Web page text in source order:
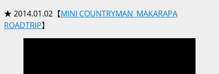
★ 2014.01.02【MINI COUNTRYMAN_MAKARAPA
ROADTRIP】